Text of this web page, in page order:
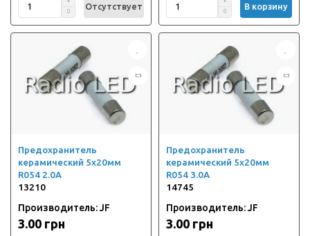
Отсутствует В корзину
Предохранитель
керамический 5х20мм
R054 2.0А
13210
Производитель: JF
3.00 грн
Предохранитель
керамический 5х20мм
R054 3.0А
14745
Производитель: JF
3.00 грн